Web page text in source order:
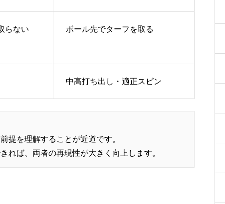
らない ボール先でターフを取る
中高打ち出し・適正スピン
提を理解することが近道です。
れば、両者の再現性が大きく向上します。